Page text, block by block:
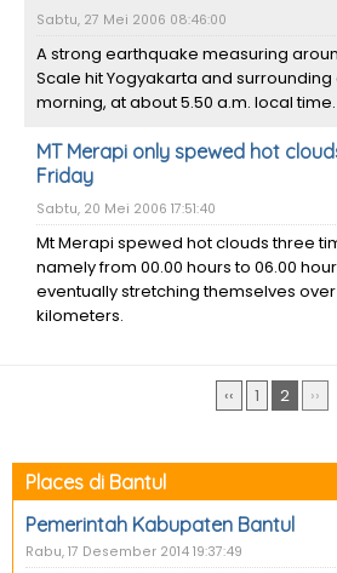
Sabtu, 27 Mei 2006 08:46:00
A strong earthquake measuring
Scale hit Yogyakarta and
morning, at about 5.50 a.m. local time.
MT Merapi only spewed hot
Friday
Sabtu, 20 Mei 2006 17:51:40
Mt Merapi spewed hot clouds three
namely from 00.00 hours to 06.00
eventually stretching themselves
kilometers.
‹‹ 1 2 ››
Places di Bantul
Pemerintah Kabupaten Bantul
Rabu, 17 Desember 2014 19:37:49